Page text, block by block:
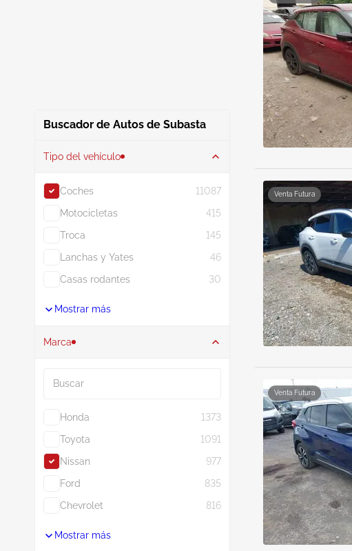
Buscador de Autos de Subasta
Tipo del vehículo
Coches
11087
Motocicletas
415
Troca
145
Lanchas y Yates
46
Casas rodantes
30
Mostrar más
Marca
Honda
1373
Toyota
1091
Nissan
977
Ford
835
Chevrolet
816
Mostrar más
Venta Futura
Venta Futura